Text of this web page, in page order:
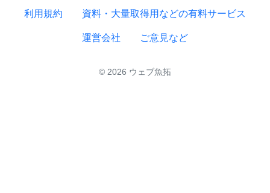
利用規約 資料・大量取得用などの有料サービス
運営会社 ご意見など
© 2026 ウェブ魚拓